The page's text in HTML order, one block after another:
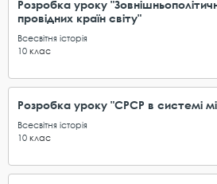
Розробка уроку
провідних країн світу"
Всесвітня історія
10 клас
Розробка уроку "СРСР в системі
Всесвітня історія
10 клас